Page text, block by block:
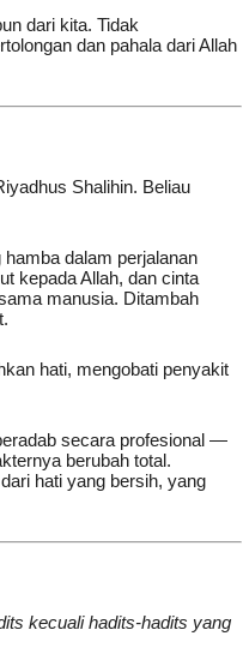
dari kita. Tidak
dan pahala dari Allah
Shalihin. Beliau
dalam perjalanan
kepada Allah, dan cinta
manusia. Ditambah
hati, mengobati penyakit
secara profesional —
berubah total.
hati yang bersih, yang
kecuali hadits-hadits yang